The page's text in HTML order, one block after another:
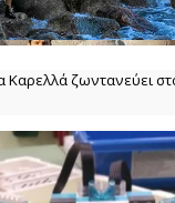
Καρελλά ζωντανεύει